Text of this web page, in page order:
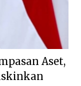
Aset,